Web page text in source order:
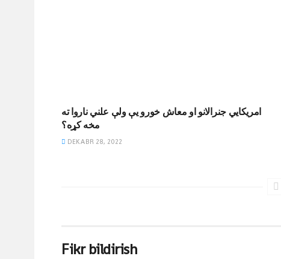
امريکايي جنرالانو او معاش خورو يې ولې علني ناروا ته
مخه کړه؟
DEKABR 28, 2022
Fikr bildirish